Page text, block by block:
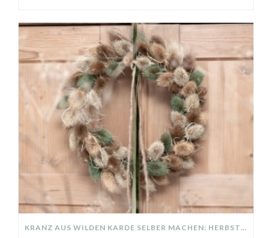
KRANZ AUS WILDEN KARDE SELBER MACHEN: HERBSTDEKO GANZ EINFACH